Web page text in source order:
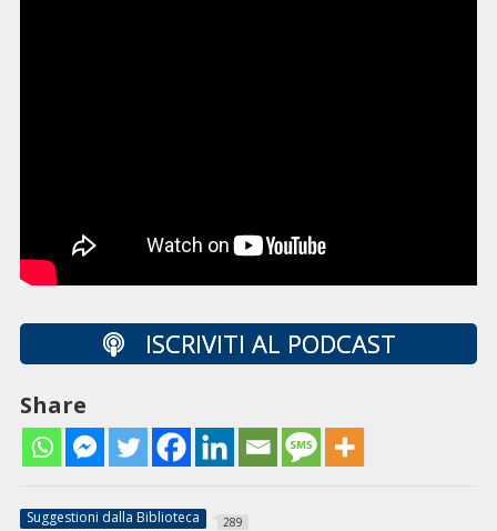
ISCRIVITI AL PODCAST
Share
Suggestioni dalla Biblioteca 289